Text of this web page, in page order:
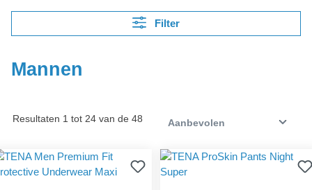
Filter
Mannen
Resultaten 1 tot 24 van de 48